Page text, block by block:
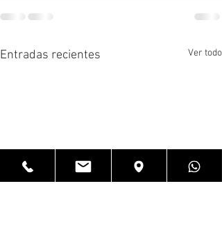
Entradas recientes Ver todo